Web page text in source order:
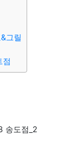
그릴
점